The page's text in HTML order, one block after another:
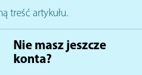
treść artykułu.
Nie masz jeszcze
konta?